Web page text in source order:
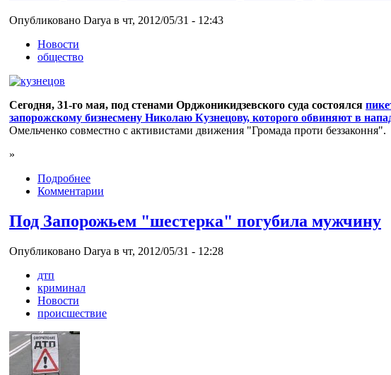
Опубликовано Darya в чт, 2012/05/31 - 12:43
Новости
общество
Сегодня, 31-го мая, под стенами Орджоникидзевского суда состоялся
запорожскому бизнесмену Николаю Кузнецову, которого обвиняют в
Омельченко совместно с активистами движения "Громада проти беззаконня".
»
Подробнее
Комментарии
Под Запорожьем "шестерка" погубила мужчину
Опубликовано Darya в чт, 2012/05/31 - 12:28
дтп
криминал
Новости
происшествие